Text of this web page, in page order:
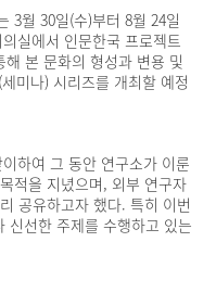
3월 30일(수)부터 8월 24일
실에서 인문한국 프로젝트
본 문화의 형성과 변용 및
미나) 시리즈를 개최할 예정
하여 그 동안 연구소가 이룬
적을 지녔으며, 외부 연구자
공유하고자 했다. 특히 이번
신선한 주제를 수행하고 있는